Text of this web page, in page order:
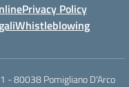
Privacy Policy
Whistleblowing
- 80038 Pomigliano D'Arco